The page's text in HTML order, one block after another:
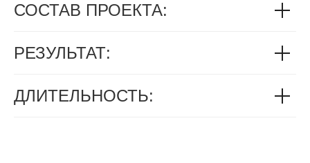
СОСТАВ ПРОЕКТА:
РЕЗУЛЬТАТ:
ДЛИТЕЛЬНОСТЬ: